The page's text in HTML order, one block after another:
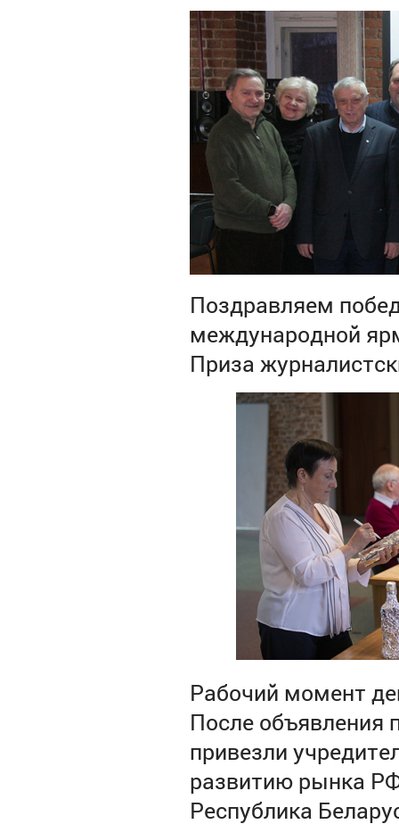
Поздравляем
международной
Приза
Рабочий момент
После
привезли
развитию рынка
Республика